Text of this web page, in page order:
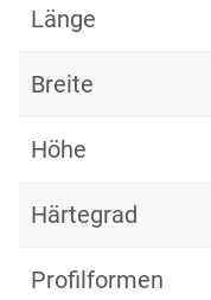
Länge
Breite
Höhe
Härtegrad
Profilformen